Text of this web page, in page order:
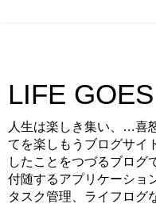
LIFE
人生は楽しき集い、…喜
てを楽しもうブログサイ
したことをつづるブログ
付随するアプリケーショ
タスク管理、ライフログ